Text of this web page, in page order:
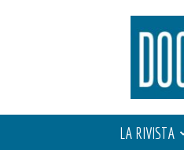
Doctor
OS
LA RIVISTA